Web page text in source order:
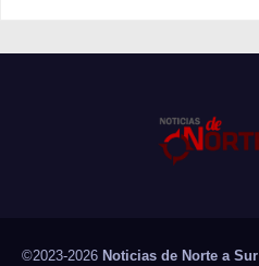
©2023-2026 Noticias de Norte a Sur